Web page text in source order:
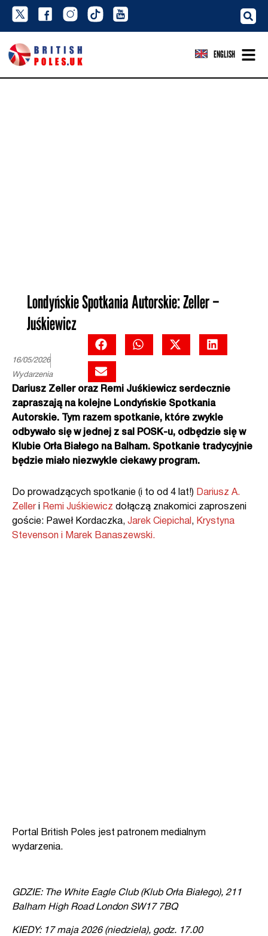
ENGLISH
Londyńskie Spotkania Autorskie: Zeller –
Juśkiewicz
16/05/2026
Wydarzenia
Dariusz Zeller oraz Remi Juśkiewicz serdecznie
zapraszają na kolejne Londyńskie Spotkania
Autorskie. Tym razem spotkanie, które zwykle
odbywało się w jednej z sal POSK-u, odbędzie się w
Klubie Orła Białego na Balham. Spotkanie tradycyjnie
będzie miało niezwykle ciekawy program.
Do prowadzących spotkanie (i to od 4 lat!) Dariusz A.
Zeller
Remi Juśkiewicz dołączą znakomici zaproszeni
goście: Paweł Kordaczka, Jarek Ciepichal , Krystyna
Stevenson i
Marek Banaszewski.
Portal British Poles jest patronem medialnym
wydarzenia.
GDZIE: The White Eagle Club (Klub Orła Białego), 211
Balham High Road London SW17 7BQ
KIEDY: 17 maja 2026 (niedziela), godz. 17.00